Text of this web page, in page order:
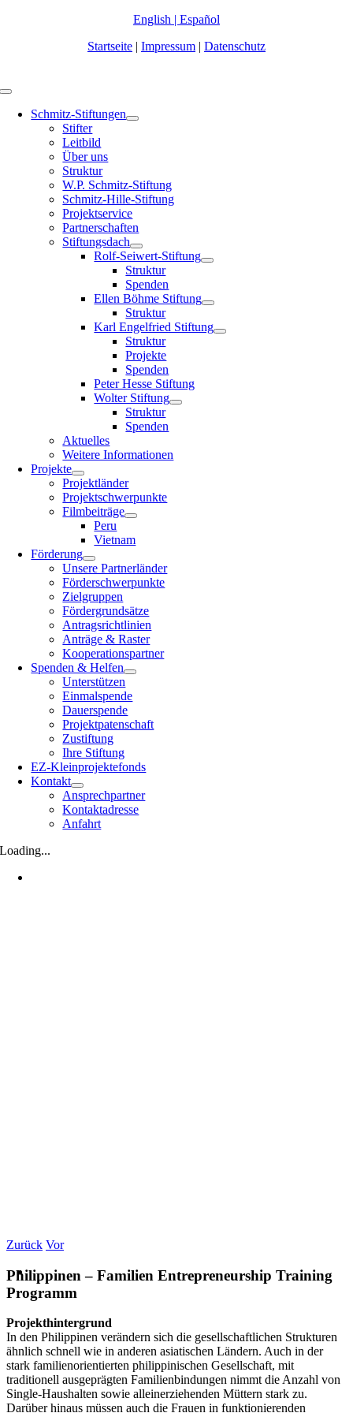
English | Español
Startseite | Impressum | Datenschutz
Toggle
NavigationSchmitz-Stiftungen
Stifter
Leitbild
Über uns
Struktur
W.P. Schmitz-Stiftung
Schmitz-Hille-Stiftung
Projektservice
Partnerschaften
Stiftungsdach
Rolf-Seiwert-Stiftung
Struktur
Spenden
Ellen Böhme Stiftung
Struktur
Karl Engelfried Stiftung
Struktur
Projekte
Spenden
Peter Hesse Stiftung
Wolter Stiftung
Struktur
Spenden
Aktuelles
Weitere Informationen
Projekte
Projektländer
Projektschwerpunkte
Filmbeiträge
Peru
Vietnam
Förderung
Unsere Partnerländer
Förderschwerpunkte
Zielgruppen
Fördergrundsätze
Antragsrichtlinien
Anträge & Raster
Kooperationspartner
Spenden & Helfen
Unterstützen
Einmalspende
Dauerspende
Projektpatenschaft
Zustiftung
Ihre Stiftung
EZ-Kleinprojektefonds
Kontakt
Ansprechpartner
Kontaktadresse
Anfahrt
Loading...
Zurück Vor
Philippinen – Familien Entrepreneurship Training
Programm
Projekthintergrund
In den Philippinen verändern sich die gesellschaftlichen Strukturen
ähnlich schnell wie in anderen asiatischen Ländern. Auch in der
stark familienorientierten philippinischen Gesellschaft, mit
traditionell ausgeprägten Familienbindungen nimmt die Anzahl von
Single-Haushalten sowie alleinerziehenden Müttern stark zu.
Darüber hinaus müssen auch die Frauen in funktionierenden